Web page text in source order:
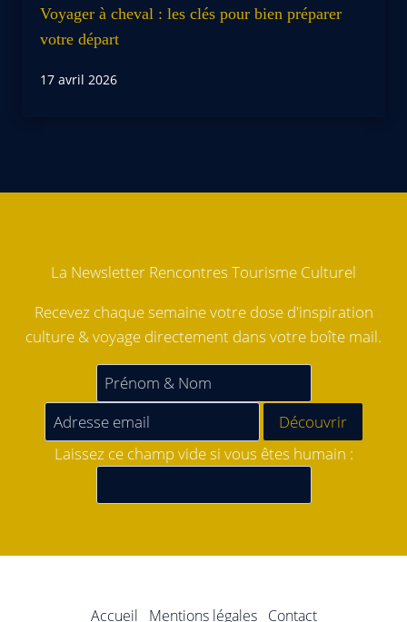
Voyager à cheval : les clés pour bien préparer
votre départ
17 avril 2026
La Newsletter Rencontres Tourisme Culturel
Recevez chaque semaine votre dose d'inspiration
culture & voyage directement dans votre boîte mail.
Laissez ce champ vide si vous êtes humain :
Accueil Mentions légales Contact